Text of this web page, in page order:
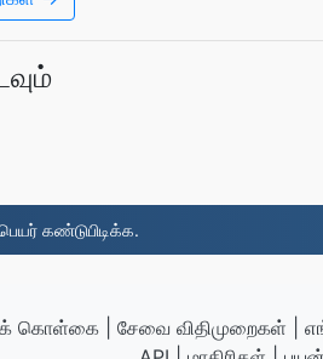
கண்டுபிடிக்க.
கொள்கை சேவை விதிமுறைகள்